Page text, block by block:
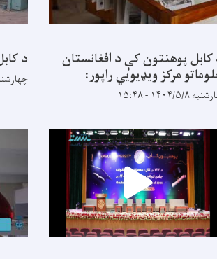
کابل پوهنتون کې د افغانستان
مرکز ویډیويي راپور:
۱۴۰۴/۵/۸ - ۱۵:۴۸
د
چهارشنبه ۱۴۰۴/